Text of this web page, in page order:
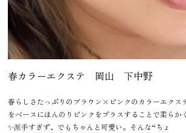
春カラーエクステ 岡山 下中野
春らしさたっぷりのブラウン×ピンクのカラーエクス
をベースにほんのりピンクをプラスすることで柔らか
✨派手すぎず、でもちゃんと可愛い。そんな“ちょ